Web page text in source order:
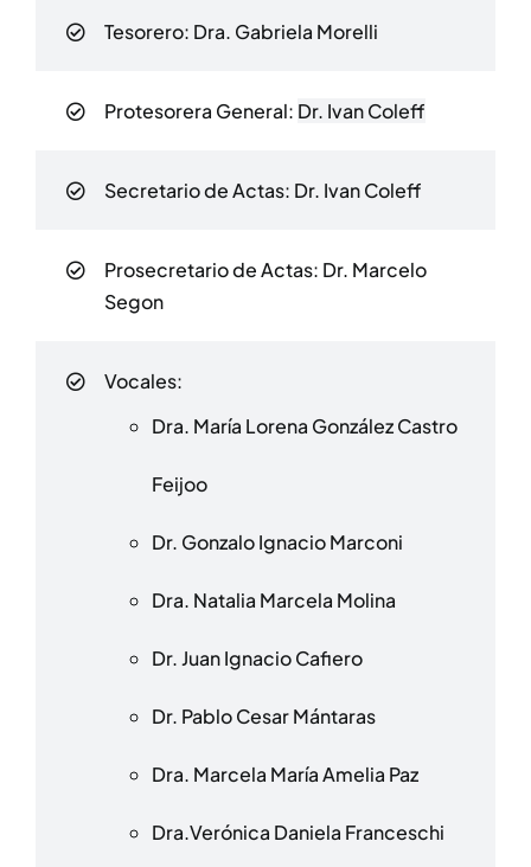
Tesorero: Dra. Gabriela Morelli
Protesorera General: Dr. Ivan Coleff
Secretario de Actas: Dr. Ivan Coleff
Prosecretario de Actas: Dr. Marcelo
Segon
Vocales:
Dra. María Lorena González Castro
Feijoo
Dr. Gonzalo Ignacio Marconi
Dra. Natalia Marcela Molina
Dr. Juan Ignacio Cafiero
Dr. Pablo Cesar Mántaras
Dra. Marcela María Amelia Paz
Dra.Verónica Daniela Franceschi